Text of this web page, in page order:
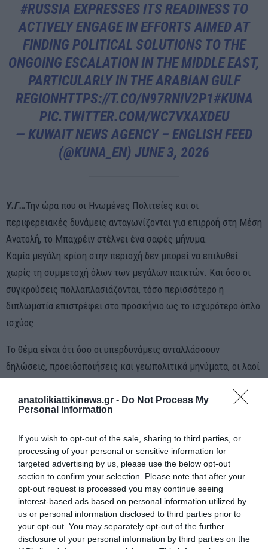
anatolikiattikinews.gr - Do Not Process My
Personal Information
If you wish to opt-out of the sale, sharing to third parties, or
processing of your personal or sensitive information for
targeted advertising by us, please use the below opt-out
section to confirm your selection. Please note that after your
opt-out request is processed you may continue seeing
interest-based ads based on personal information utilized by
us or personal information disclosed to third parties prior to
your opt-out. You may separately opt-out of the further
disclosure of your personal information by third parties on the
#RUSSIA EXPRESSES ITS READINESS TO
ACTIVELY ENGAGE IN EFFORTS AIMED AT
FINDING POLITICAL SOLUTIONS TO THE
ONGOING ESCALATION IN THE MIDDLE EAST,
PARTICULARLY IN THE ARABIAN GULF
REGIONHTTPS://T.CO/N97RNIV2P1#KUNA
PIC.TWITTER.COM/WC7VXAXDEU
— KUWAIT NEWS AGENCY – ENGLISH FEED
(@KUNA_EN) JUNE 3, 2026
Υ.Γ…Την ώρα που οι Ηνωμένες Πολιτείες και οι
περιφερειακές δυνάμεις ανταγωνίζονται για επιρροή στη Μέση
Ανατολή, το Μπαχρέιν στέλνει ένα σαφές μήνυμα.
Καμία μεγάλη κρίση στην περιοχή δεν μπορεί να επιλυθεί
χωρίς τη συμμετοχή όλων των μεγάλων παικτών. Και όσο οι
συγκρούσεις πολλαπλασιάζονται, τόσο περισσότερο η
διπλωματία επιστρέφει στο προσκήνιο ως το ισχυρότερο όπλο
ισχύος.
Το θέμα είναι ότι όσο οι υπερδυνάμεις ανταλλάσσουν
δηλώσεις, προειδοποιήσεις και γεωπολιτικά μηνύματα, οι λαοί
των κρίσεων.
Στα τραπέζια της διπλωματίας συζητούνται σφαίρες επιρροής,
αλλά στους δρόμους της Μέσης Ανατολής οι άνθρωποι
αναζητούν κάτι πολύ πιο απλό.
Ειρήνηκαι ασφάλεια.